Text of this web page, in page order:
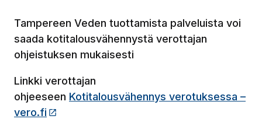
Tampereen Veden tuottamista palveluista voi
saada kotitalousvähennystä verottajan
ohjeistuksen mukaisesti
Linkki verottajan
ohjeeseen Kotitalousvähennys verotuksessa –
vero.fi